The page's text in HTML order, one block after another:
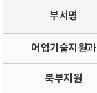
부서명
어업기술지원과
북부지원